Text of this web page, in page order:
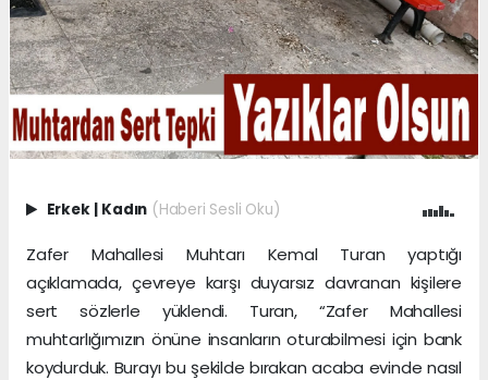
Erkek | Kadın (Haberi Sesli Oku)
Zafer Mahallesi Muhtarı Kemal Turan yaptığı
açıklamada, çevreye karşı duyarsız davranan kişilere
sert sözlerle yüklendi. Turan, “Zafer Mahallesi
muhtarlığımızın önüne insanların oturabilmesi için bank
koydurduk. Burayı bu şekilde bırakan acaba evinde nasıl